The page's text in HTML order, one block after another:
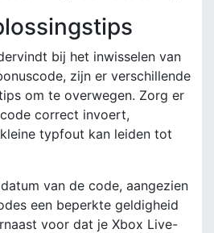
bij het inwisselen van
zijn er verschillende
om te overwegen. Zorg er
correct invoert,
typfout kan leiden tot
van de code, aangezien
een beperkte geldigheid
voor dat je Xbox Live-